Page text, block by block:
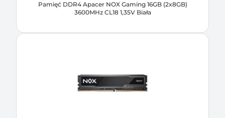
Pamięć DDR4 Apacer NOX Gaming 16GB (2x8GB)
3600MHz CL18 1,35V Biała